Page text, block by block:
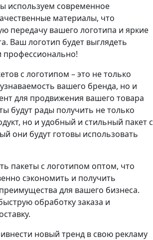
используем современное
материалы, что
передачу вашего логотипа и яркие
Ваш логотип будет выглядеть
профессионально!
с логотипом – это не только
вашего бренда, но и
для продвижения вашего товара
будут рады получить не только
но и удобный и стильный пакет с
они будут готовы использовать
пакеты с логотипом оптом, что
сэкономить и получить
для вашего бизнеса.
обработку заказа и
новый тренд в свою рекламу